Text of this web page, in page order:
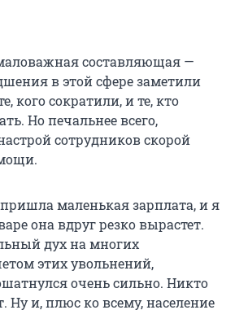
составляющая —
в этой сфере заметили
кого сократили, и те, кто
Но печальнее всего,
сотрудников скорой
маленькая зарплата, и я
она вдруг резко вырастет.
дух на многих
этих увольнений,
очень сильно. Никто
Ну и, плюс ко всему, население